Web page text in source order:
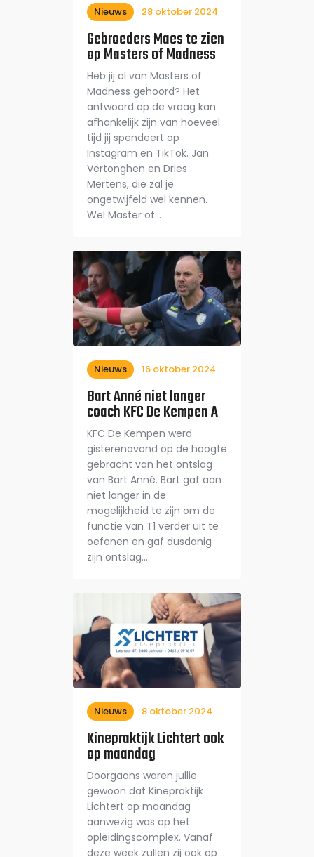
Nieuws 28 oktober 2024
Gebroeders Maes te zien
op Masters of Madness
Heb jij al van Masters of
Madness gehoord? Het
antwoord op de vraag kan
afhankelijk zijn van hoeveel
tijd jij spendeert op
Instagram en TikTok. Jan
Vertonghen en Dries
Mertens, die zal je
ongetwijfeld wel kennen.
Wel Master of…
Nieuws 16 oktober 2024
Bart Anné niet langer
coach KFC De Kempen A
KFC De Kempen werd
gisterenavond op de hoogte
gebracht van het ontslag
van Bart Anné. Bart gaf aan
niet langer in de
mogelijkheid te zijn om de
functie van T1 verder uit te
oefenen en gaf dusdanig
zijn ontslag.…
Nieuws 8 oktober 2024
Kinepraktijk Lichtert ook
op maandag
Doorgaans waren jullie
gewoon dat Kinepraktijk
Lichtert op maandag
aanwezig was op het
opleidingscomplex. Vanaf
deze week zullen zij ook op